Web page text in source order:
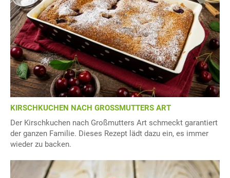
KIRSCHKUCHEN NACH GROSSMUTTERS ART
Der Kirschkuchen nach Großmutters Art schmeckt garantiert
der ganzen Familie. Dieses Rezept lädt dazu ein, es immer
wieder zu backen.